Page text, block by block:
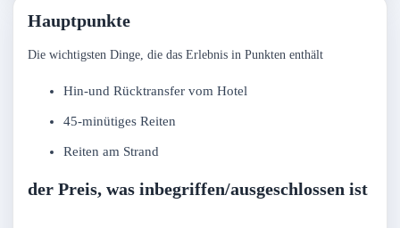
Hauptpunkte
Die wichtigsten Dinge, die das Erlebnis in Punkten enthält
Hin-und Rücktransfer vom Hotel
45-minütiges Reiten
Reiten am Strand
der Preis, was inbegriffen/ausgeschlossen ist